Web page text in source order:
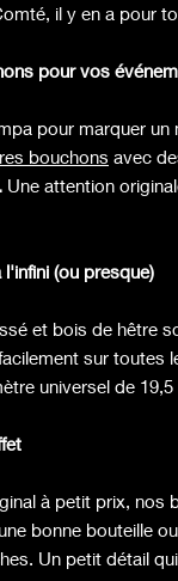
il y en a pour
pour vos
pour marquer un
bouchons avec
Une attention
(ou presque)
et bois de hêtre
sur toutes
universel de 19,5
à petit prix, nos
bonne bouteille
Un petit détail